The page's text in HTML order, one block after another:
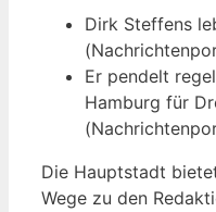
Dirk Steffens
Er pendelt
Hamburg für
Die Hauptstadt
Wege zu den